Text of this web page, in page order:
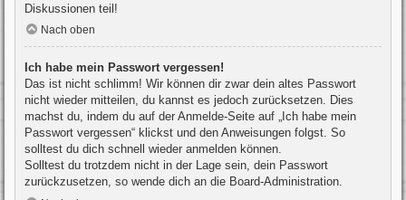
Diskussionen teil!
Nach oben
Ich habe mein Passwort vergessen!
Das ist nicht schlimm! Wir können dir zwar dein altes Passwort
nicht wieder mitteilen, du kannst es jedoch zurücksetzen. Dies
machst du, indem du auf der Anmelde-Seite auf „Ich habe mein
Passwort vergessen“ klickst und den Anweisungen folgst. So
solltest du dich schnell wieder anmelden können.
Solltest du trotzdem nicht in der Lage sein, dein Passwort
zurückzusetzen, so wende dich an die Board-Administration.